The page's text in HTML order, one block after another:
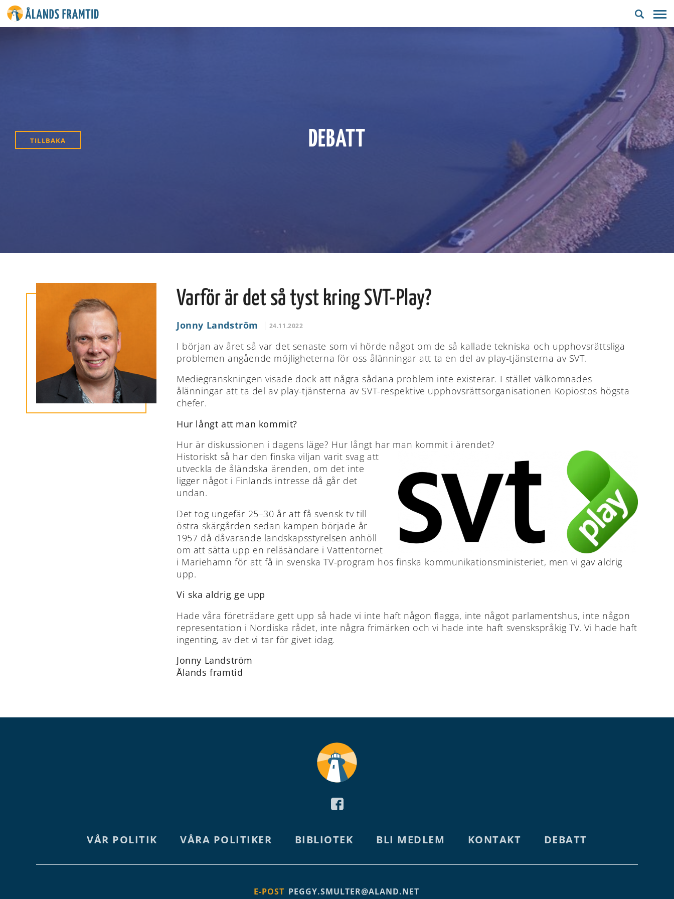
TILLBAKA DEBATT
Varför är det så tyst kring SVT-Play?
Jonny Landström 24.11.2022
I början av året så var det senaste som vi hörde något om de så kallade tekniska och upphovsrättsliga
problemen angående möjligheterna för oss ålänningar att ta en del av play-tjänsterna av SVT.
Mediegranskningen visade dock att några sådana problem inte existerar. I stället välkomnades
ålänningar att ta del av play-tjänsterna av SVT-respektive upphovsrättsorganisationen Kopiostos högsta
chefer.
Hur långt att man kommit?
Hur är diskussionen i dagens läge? Hur långt har man kommit i ärendet?
Historiskt så har den finska viljan varit svag att
utveckla de åländska ärenden, om det inte
ligger något i Finlands intresse då går det
undan.
Det tog ungefär 25–30 år att få svensk tv till
östra skärgården sedan kampen började år
1957 då dåvarande landskapsstyrelsen anhöll
om att sätta upp en reläsändare i Vattentornet
i Mariehamn för att få in svenska TV-program hos finska kommunikationsministeriet, men vi gav aldrig
upp.
Vi ska aldrig ge upp
Hade våra företrädare gett upp så hade vi inte haft någon flagga, inte något parlamentshus, inte någon
representation i Nordiska rådet, inte några frimärken och vi hade inte haft svenskspråkig TV. Vi hade haft
ingenting, av det vi tar för givet idag.
Jonny Landström
Ålands framtid
VÅR POLITIK VÅRA POLITIKER BIBLIOTEK BLI MEDLEM KONTAKT DEBATT
E-POST PEGGY.SMULTER@ALAND.NET